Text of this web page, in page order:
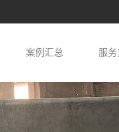
案例汇总 服